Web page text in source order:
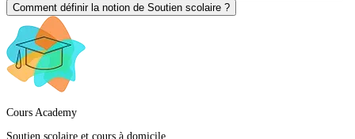
Comment définir la notion de Soutien scolaire ?
Cours Academy
Soutien scolaire et cours à domicile.